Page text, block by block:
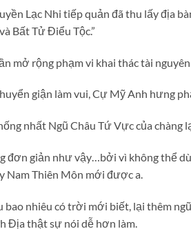
Lạc Nhi tiếp quản đã thu lấy địa
Bất Tử Điểu Tộc.”
mở rộng phạm vi khai thác tài
giận làm vui, Cự Mỹ Anh hưng
nhất Ngũ Châu Tứ Vực của chàng
đơn giản như vậy…bởi vì không thể
Nam Thiên Môn mới được a.
bao nhiêu có trời mới biết, lại thêm
Địa thật sự nói dễ hơn làm.